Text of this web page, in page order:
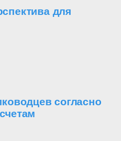
для
согласно